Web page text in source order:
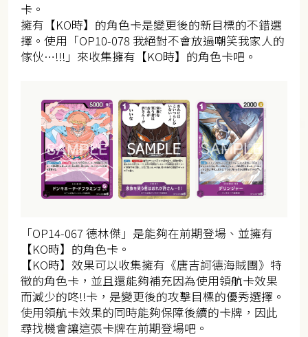
卡。
擁有【KO時】的角色卡是變更後的新目標的不錯選
擇。使用「OP10-078 我絕對不會放過嘲笑我家人的
傢伙…!!!」來收集擁有【KO時】的角色卡吧。
「OP14-067 德林傑」是能夠在前期登場、並擁有
【KO時】的角色卡。
【KO時】效果可以收集擁有《唐吉訶德海賊團》特
徵的角色卡，並且還能夠補充因為使用領航卡效果
而減少的咚!!卡，是變更後的攻擊目標的優秀選擇。
使用領航卡效果的同時能夠保障後續的卡牌，因此
尋找機會讓這張卡牌在前期登場吧。